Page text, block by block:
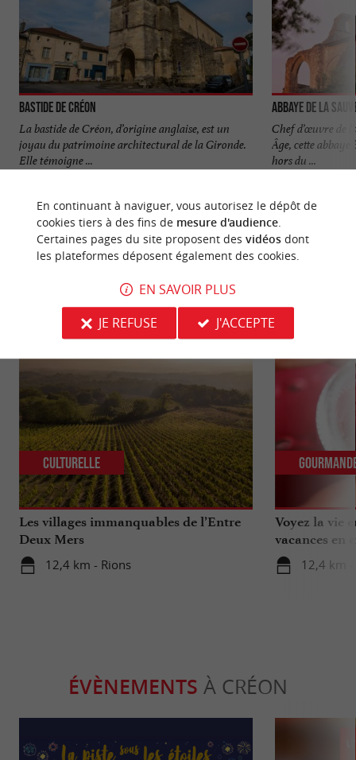
Bastide de Créon
La bastide de Créon, d’origine anglaise, est un
joyau du patrimoine architectural de la Gironde.
Elle témoigne ...
Abbaye de La
Chef d’œuvre de
Âge, cette
hors du ...
NOUS AVONS TESTÉPOUR VOUS
Les villages immanquables de l’Entre
Deux Mers
12,4 km - Rions
Culturelle
Voyez la vie
vacances en
12,4 km -
ÉVÈNEMENTS À CRÉON
En continuant à naviguer, vous autorisez le dépôt de
cookies tiers à des fins de mesure d'audience.
Certaines pages du site proposent des vidéosdont
les plateformes déposent également des cookies.
EN SAVOIR PLUS
JE REFUSE
J'ACCEPTE